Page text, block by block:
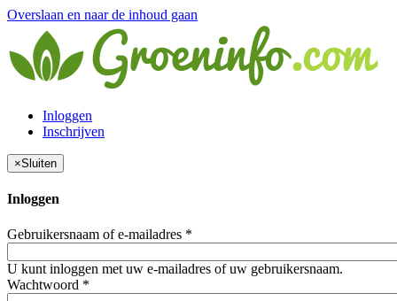
Overslaan en naar de inhoud gaan
Inloggen
Inschrijven
×Sluiten
Inloggen
Gebruikersnaam of e-mailadres *
U kunt inloggen met uw e-mailadres of uw gebruikersnaam.
Wachtwoord *